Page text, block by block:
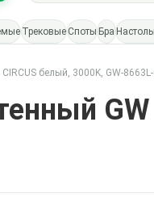
Трековые Споты Бра
белый, 3000K, GW-